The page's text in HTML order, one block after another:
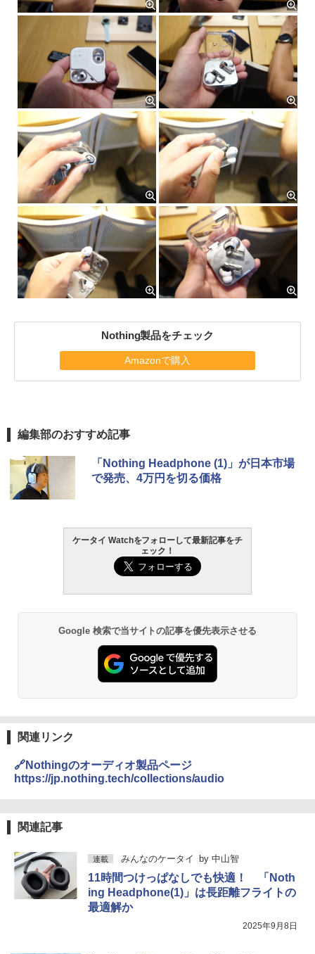
Nothing製品をチェック
Amazonで購入
編集部のおすすめ記事
「Nothing Headphone (1)」が日本市場
で発売、4万円を切る価格
ケータイ Watchをフォローして最新記事をチ
ェック！
Google 検索で当サイトの記事を優先表示させる
関連リンク
🔗Nothingのオーディオ製品ページ
https://jp.nothing.tech/collections/audio
関連記事
連載 みんなのケータイ by 中山智
11時間つけっぱなしでも快適！ 「Noth
ing Headphone(1)」は長距離フライトの
最適解か
2025年9月8日